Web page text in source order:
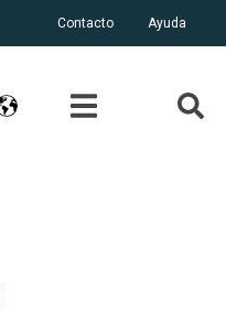
Contacto Ayuda